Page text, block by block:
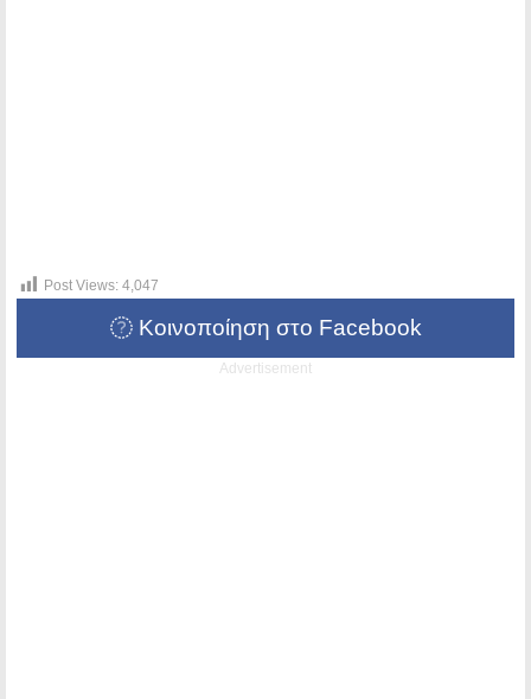
Post Views: 4,047
Κοινοποίηση στο Facebook
Advertisement